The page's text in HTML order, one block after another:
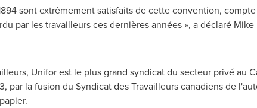
sont extrêmement satisfaits de cette convention,
par les travailleurs ces dernières années », a déclaré Mike
Unifor est le plus grand syndicat du secteur privé au
par la fusion du Syndicat des Travailleurs canadiens de